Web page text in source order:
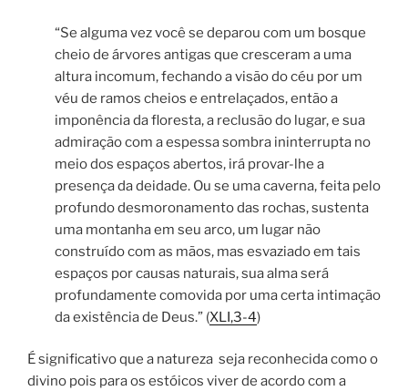
“Se alguma vez você se deparou com um bosque
cheio de árvores antigas que cresceram a uma
altura incomum, fechando a visão do céu por um
véu de ramos cheios e entrelaçados, então a
imponência da floresta, a reclusão do lugar, e sua
admiração com a espessa sombra ininterrupta no
meio dos espaços abertos, irá provar-lhe a
presença da deidade. Ou se uma caverna, feita pelo
profundo desmoronamento das rochas, sustenta
uma montanha em seu arco, um lugar não
construído com as mãos, mas esvaziado em tais
espaços por causas naturais, sua alma será
profundamente comovida por uma certa intimação
da existência de Deus.” (XLI,3-4)
É significativo que a natureza seja reconhecida como o
divino pois para os estóicos viver de acordo com a